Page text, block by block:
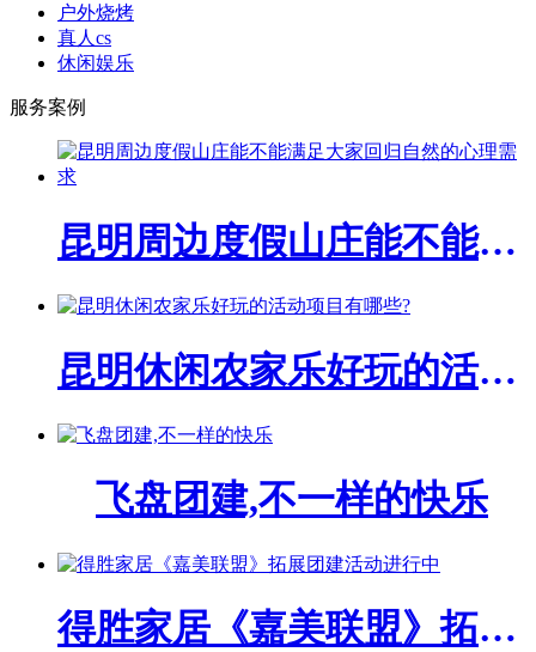
户外烧烤
真人cs
休闲娱乐
服务案例
昆明周边度假山庄能不能满足大家回归自然的心理需求
昆明休闲农家乐好玩的活动项目有哪些?
飞盘团建,不一样的快乐
得胜家居《嘉美联盟》拓展团建活动进行中